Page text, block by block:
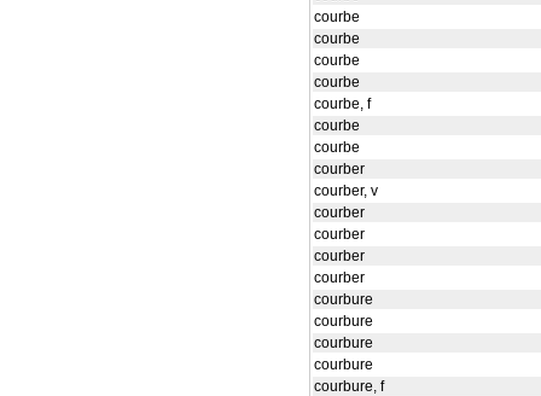
courbe
courbe
courbe
courbe
courbe, f
courbe
courbe
courber
courber, v
courber
courber
courber
courber
courbure
courbure
courbure
courbure
courbure, f